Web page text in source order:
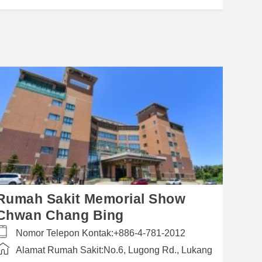
Sakit Memorial Show
Chang Bing
Nomor Telepon Kontak:+886-4-781-2012
Alamat Rumah Sakit:No.6, Lugong Rd., Lukang